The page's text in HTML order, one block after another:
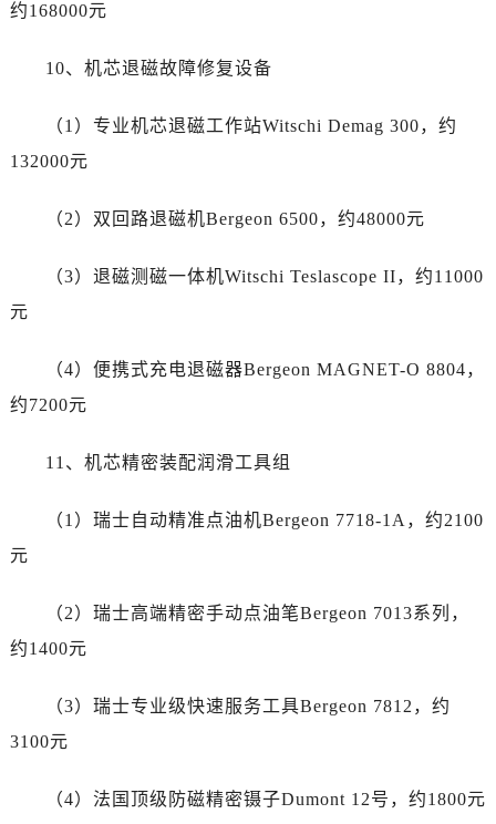
河北省石家庄市长安区中山东路39号勒泰中心写字楼B座13层07室劳力士售后服务中心（需提前预约）
河北省唐山市路南区新华东道100号万达广场写字楼A座10层1002室劳力士售后服务中心（需提前预约）
兰州市七里河区西津西路16号兰州中心写字楼21层2102室劳力士售后服务中心（需提前预约）
约168000元
10、机芯退磁故障修复设备
（1）专业机芯退磁工作站Witschi Demag 300，约
132000元
（2）双回路退磁机Bergeon 6500，约48000元
（3）退磁测磁一体机Witschi Teslascope II，约11000
元
（4）便携式充电退磁器Bergeon MAGNET-O 8804，
约7200元
11、机芯精密装配润滑工具组
（1）瑞士自动精准点油机Bergeon 7718-1A，约2100
元
（2）瑞士高端精密手动点油笔Bergeon 7013系列，
约1400元
（3）瑞士专业级快速服务工具Bergeon 7812，约
3100元
（4）法国顶级防磁精密镊子Dumont 12号，约1800元